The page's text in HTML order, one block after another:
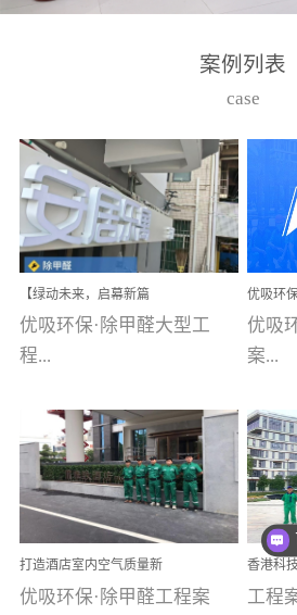
高技
取
和
权
号
给
在广
品线
自动
选
品
产
程
部
触
优
案例列表
case
【绿动未来，启幕新篇
章】优吸环保中标深圳安
居乐寓，超大型工装室内
空气治理项目顺利启航，
优吸环保·除甲醛大型工
程...
案例【深圳安居乐寓】室
内空气治理项目深圳安居
乐寓 深圳市安居乐寓
为深圳安居集团旗下城...
优吸环
校施工
优吸
案...
例(学
小学(
址：
南沙
禾...
打造酒店室内空气质量新
标杆——优吸环保·标杆之
作：东莞美豪雅致酒店室
优吸环保·除甲醛工程案
香港科
甲醛项
工程